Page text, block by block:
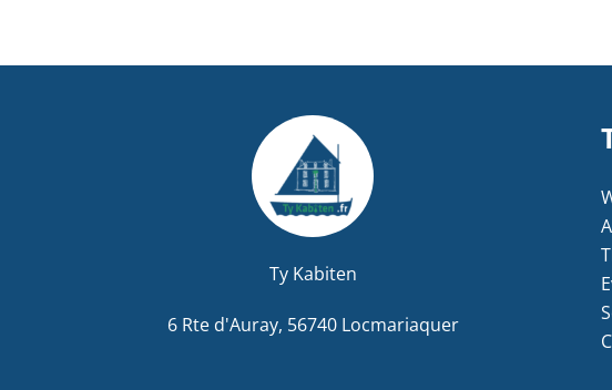
Ty Kabiten
6 Rte d'Auray, 56740 Locmariaquer